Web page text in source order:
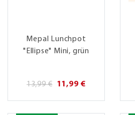
Mepal Lunchpot
"Ellipse" Mini, grün
13,99 € 11,99 €